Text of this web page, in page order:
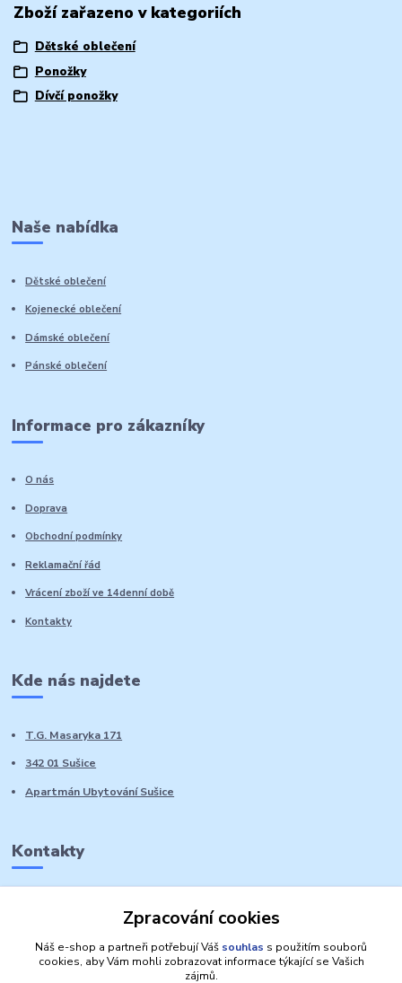
Zboží zařazeno v kategoriích
Dětské oblečení
Ponožky
Dívčí ponožky
Naše nabídka
Dětské oblečení
Kojenecké oblečení
Dámské oblečení
Pánské oblečení
Informace pro zákazníky
O nás
Doprava
Obchodní podmínky
Reklamační řád
Vrácení zboží ve 14denní době
Kontakty
Kde nás najdete
T.G. Masaryka 171
342 01 Sušice
Apartmán Ubytování Sušice
Kontakty
Zpracování cookies
Náš e-shop a partneři potřebují Váš souhlas s použitím souborů
cookies, aby Vám mohli zobrazovat informace týkající se Vašich
zájmů.